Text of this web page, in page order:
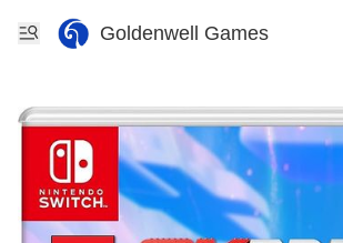
Goldenwell Games